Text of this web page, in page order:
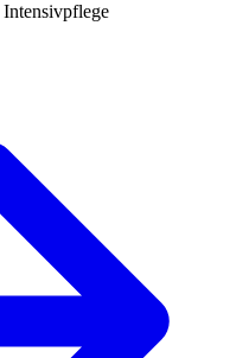
Intensivpflege